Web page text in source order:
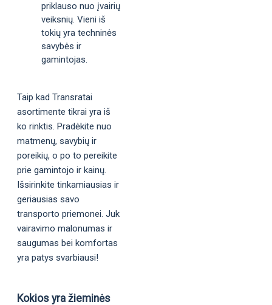
priklauso nuo įvairių
veiksnių. Vieni iš
tokių yra techninės
savybės ir
gamintojas.
Taip kad Transratai
asortimente tikrai yra iš
ko rinktis. Pradėkite nuo
matmenų, savybių ir
poreikių, o po to pereikite
prie gamintojo ir kainų.
Išsirinkite tinkamiausias ir
geriausias savo
transporto priemonei. Juk
vairavimo malonumas ir
saugumas bei komfortas
yra patys svarbiausi!
Kokios yra žieminės